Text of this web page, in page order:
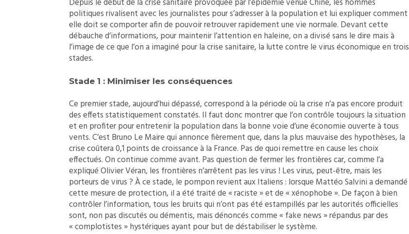
politiques rivalisent avec les journalistes pour s’adresser à la population et lui expliquer comment
elle doit se comporter afin de pouvoir retrouver rapidement une vie normale. Devant cette
débauche d’informations, pour maintenir l’attention en haleine, on a divisé sans le dire mais à
l’image de ce que l’on a imaginé pour la crise sanitaire, la lutte contre le virus économique en trois
stades.
Stade 1 : Minimiser les conséquences
Ce premier stade, aujourd’hui dépassé, correspond à la période où la crise n’a pas encore produit
des effets statistiquement constatés. Il faut donc montrer que l’on contrôle toujours la situation
et en profiter pour entretenir la population dans la bonne voie d’une économie ouverte à tous
vents. C’est Bruno Le Maire qui annonce fièrement que, dans la plus mauvaise des hypothèses, la
crise coûtera 0,1 points de croissance à la France. Pas de quoi remettre en cause les choix
effectués. On continue comme avant. Pas question de fermer les frontières car, comme l’a
expliqué Olivier Véran, les frontières n’arrêtent pas les virus ! Les virus, peut-être, mais les
porteurs de virus ? À ce stade, le pompon revient aux Italiens : lorsque Mattéo Salvini a demandé
cette mesure de protection, il a été traité de « raciste » et de « xénophobe ». De façon à bien
contrôler l’information, tous les bruits qui n’ont pas été estampillés par les autorités officielles
sont, non pas discutés ou démentis, mais dénoncés comme « fake news » répandus par des
« complotistes » hystériques ayant pour but de déstabiliser le système.